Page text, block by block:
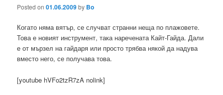
Posted on01.06.2009by Bo
Когато няма вятър, се случват странни неща по плажовете.
Това е новият инструмент, така наречената Кайт-Гайда. Дали
е от мързел на гайдаря или просто трябва някой да надува
вместо него, се получава това.
[youtube hVFo2tzR7zA nolink]